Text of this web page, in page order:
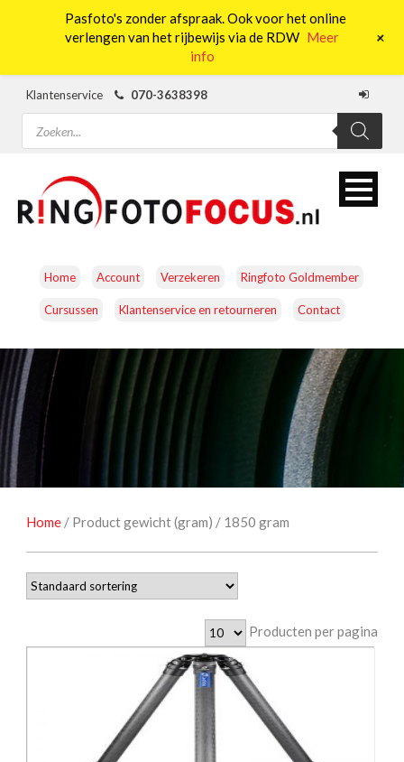
Klantenservice
070-3638398
Producten
zoeken
Home Account Verzekeren Ringfoto Goldmember
Cursussen Klantenservice en retourneren Contact
CAMERA’S OBJECTIEVEN ACCESSOIRES
NATUUROBSERVATIE
STUDIOFOTOGRAFIE
Home / Product gewicht (gram) / 1850 gram
Producten per pagina
Pasfoto's zonder afspraak. Ook voor het online
verlengen van het rijbewijs via de RDW Meer
info
+